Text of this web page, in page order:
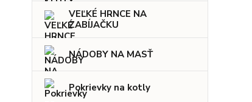
VEĽKÉ HRNCE NA
ZABÍJAČKU
NÁDOBY NA MASŤ
Pokrievky na kotly